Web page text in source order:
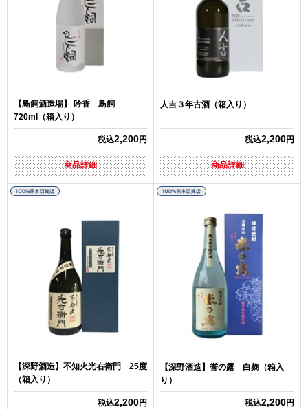
【鳥飼酒造場】 吟香 鳥飼
720ml（箱入り）
税込2,200円
商品詳細
人吉３年古酒（箱入り）
税込2,200円
商品詳細
【深野酒造】不知火光右衛門 25度
（箱入り）
税込2,200円
【深野酒造】誉の露 白麹（箱入
り）
税込2,200円